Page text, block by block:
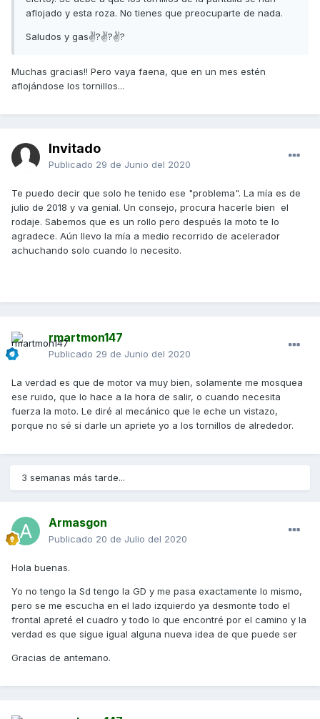
aflojado y esta roza. No tienes que preocuparte de nada.
Saludos y gas✌?✌?✌?
Muchas gracias!! Pero vaya faena, que en un mes estén
aflojándose los tornillos...
Invitado
Publicado 29 de Junio del 2020
Te puedo decir que solo he tenido ese "problema". La mía es de
julio de 2018 y va genial. Un consejo, procura hacerle bien el
rodaje. Sabemos que es un rollo pero después la moto te lo
agradece. Aún llevo la mía a medio recorrido de acelerador
achuchando solo cuando lo necesito.
rmartmon147
Publicado 29 de Junio del 2020
La verdad es que de motor va muy bien, solamente me mosquea
ese ruido, que lo hace a la hora de salir, o cuando necesita
fuerza la moto. Le diré al mecánico que le eche un vistazo,
porque no sé si darle un apriete yo a los tornillos de alrededor.
3 semanas más tarde...
Armasgon
Publicado 20 de Julio del 2020
Hola buenas.
Yo no tengo la Sd tengo la GD y me pasa exactamente lo mismo,
pero se me escucha en el lado izquierdo ya desmonte todo el
frontal apreté el cuadro y todo lo que encontré por el camino y la
verdad es que sigue igual alguna nueva idea de que puede ser
Gracias de antemano.